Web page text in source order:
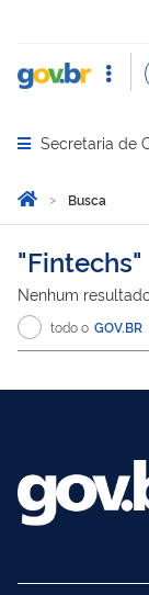
Abrir menu
Secretaria de
Você está aqui:
Página Inicial
Busca
Busca
Fintechs
Nenhum
todo o GOV.BR